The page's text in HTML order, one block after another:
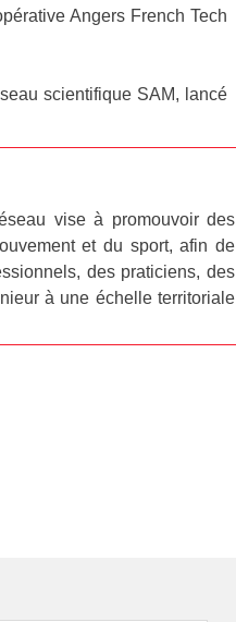
Angers French Tech
scientifique SAM, lancé
vise à promouvoir des
et du sport, afin de
des praticiens, des
à une échelle territoriale